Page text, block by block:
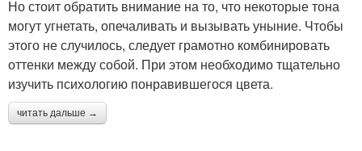
Но стоит обратить внимание на то, что некоторые тона
могут угнетать, опечаливать и вызывать уныние. Чтобы
этого не случилось, следует грамотно комбинировать
оттенки между собой. При этом необходимо тщательно
изучить психологию понравившегося цвета.
читать дальше →